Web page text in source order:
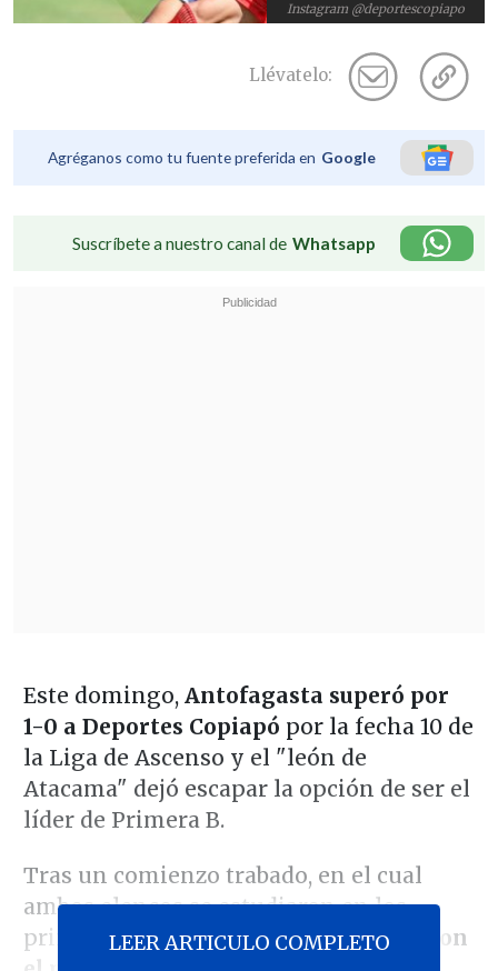
Instagram @deportescopiapo
Llévatelo:
Agréganos como tu fuente preferida en Google
Suscríbete a nuestro canal de Whatsapp
Este domingo, Antofagasta superó por
1-0 a Deportes Copiapó por la fecha 10 de
la Liga de Ascenso y el "león de
Atacama" dejó escapar la opción de ser el
líder de Primera B.
Tras un comienzo trabado, en el cual
ambos elencos se estudiaron en los
primeros minutos,los "pumas" abrieron
LEER ARTICULO COMPLETO